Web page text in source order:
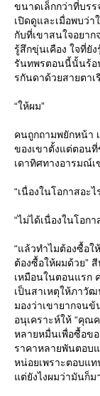
ขนาดเล็กกว่าที่บร
เปิดดูและเมื่อพบว่า
กับที่เขาสนใจอยา
รู้สึกขุ่นเคือง ใจที่ยั
รันทพรตอนนี้นั้นร้อ
รกันดาด้วยสายตาเ
“ให้ผม”
คนถูกถามพยักหน้า
ของเขาตั้งแต่ตอนที่
เดาทิศทางอารมณ์เ
“เนื่องในโอกาสอะไ
“ไม่ได้เนื่องในโอก
“แล้วทำไมต้องซื้อ
ต้องซื้อให้ผมด้วย”
เหมือนในตอนแรก
เป็นสาเหตุให้ภาวั
มองว่าเขายากจน
อนุเคราะห์ให้ “คุณ
หลายหมื่นเพื่อซื้อข
ราคาหลายพันตอบ
หน่อยเพราะตอบแ
แต่ยังไงผมว่ามันก็